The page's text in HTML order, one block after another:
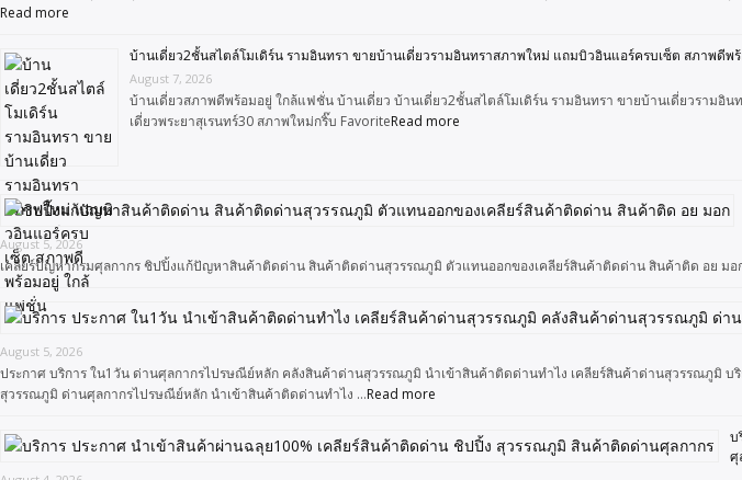
Read more
บ้านเดี่ยว2ชั้นสไตล์โมเดิร์น รามอินทรา ขายบ้านเดี่ยวรามอินทราสภาพใหม่ แถมบิวอินแอร์ครบเซ็ต สภาพดีพ
August 7, 2026
บ้านเดี่ยวสภาพดีพร้อมอยู่ ใกล้แฟชั่น บ้านเดี่ยว บ้านเดี่ยว2ชั้นสไตล์โมเดิร์น รามอินทรา ขายบ้านเดี่ยวราม
เดี่ยวพระยาสุเรนทร์30 สภาพใหม่กริ๊บ FavoriteRead more
August 5, 2026
เคลียร์ปัญหากรมศุลกากร ชิปปิ้งแก้ปัญหาสินค้าติดด่าน สินค้าติดด่านสุวรรณภูมิ ตัวแทนออกของเคลียร์สินค้าติดด่าน สินค้าติด อย
August 5, 2026
ประกาศ บริการ ใน1วัน ด่านศุลกากรไปรษณีย์หลัก คลังสินค้าด่านสุวรรณภูมิ นำเข้าสินค้าติดด่านทำไง เคลียร์สินค้าด่านสุวรรณภูมิ
สุวรรณภูมิ ด่านศุลกากรไปรษณีย์หลัก นำเข้าสินค้าติดด่านทำไง …Read more
บ
ศุ